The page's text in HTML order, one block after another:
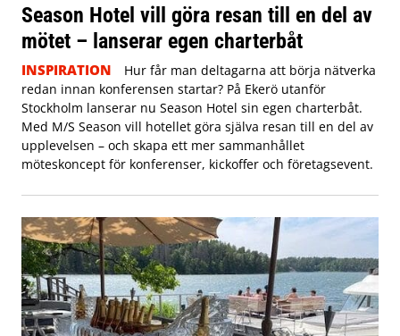
Season Hotel vill göra resan till en del av
mötet – lanserar egen charterbåt
INSPIRATION
Hur får man deltagarna att börja nätverka
redan innan konferensen startar? På Ekerö utanför
Stockholm lanserar nu Season Hotel sin egen charterbåt.
Med M/S Season vill hotellet göra själva resan till en del av
upplevelsen – och skapa ett mer sammanhållet
möteskoncept för konferenser, kickoffer och företagsevent.